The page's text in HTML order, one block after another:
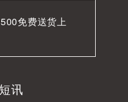
免费送货上
讯